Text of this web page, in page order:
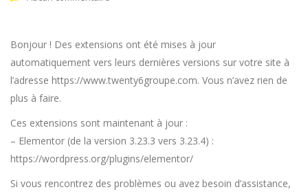
Bonjour ! Des extensions ont été mises à jour
automatiquement vers leurs dernières versions sur votre site à
l’adresse https://www.twenty6groupe.com. Vous n’avez rien de
plus à faire.
Ces extensions sont maintenant à jour :
– Elementor (de la version 3.23.3 vers 3.23.4) :
https://wordpress.org/plugins/elementor/
Si vous rencontrez des problèmes ou avez besoin d’assistance,